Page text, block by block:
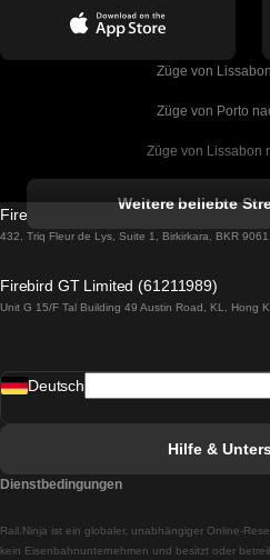
Züge von
Züge von Porto
Züge von Lissabon
Züge von
Züge von Lissabon
Züge von
Weitere beliebte
Firebird GT Limited (OC 1451)
432, Triq Fleur de Lys, Suite 1, Birkirkara, BKR
Firebird GT Limited (61211989)
Unit G 15/F Tal Building 49 Austin Road, KL, Hong
Rail.Ninja ist ein globaler, unabhängiger Online-
kein Eisenbahnunternehmen und besitzt oder
Deutsch
Hilfe &
Dienstbedingungen